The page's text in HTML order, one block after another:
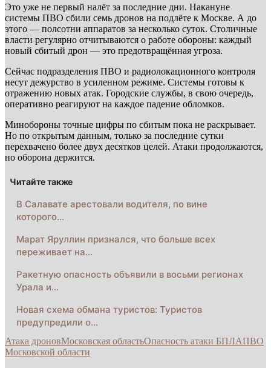
Это уже не первый налёт за последние дни. Накануне
системы ПВО сбили семь дронов на подлёте к Москве. А до
этого — полсотни аппаратов за несколько суток. Столичные
власти регулярно отчитываются о работе обороны: каждый
новый сбитый дрон — это предотвращённая угроза.
Сейчас подразделения ПВО и радиолокационного контроля
несут дежурство в усиленном режиме. Системы готовы к
отражению новых атак. Городские службы, в свою очередь,
оперативно реагируют на каждое падение обломков.
Минобороны точные цифры по сбитым пока не раскрывает.
Но по открытым данным, только за последние сутки
перехвачено более двух десятков целей. Атаки продолжаются,
но оборона держится.
Читайте также
В Салавате арестовали водителя, по вине
которого…
Марат Яруллин признался, что больше всех
переживает на…
Ракетную опасность объявили в восьми регионах
Урала и…
Новая схема обмана туристов: Туристов
предупредили о…
Атака дроновМосковская областьОпасность атаки БПЛАПВО
Московской области